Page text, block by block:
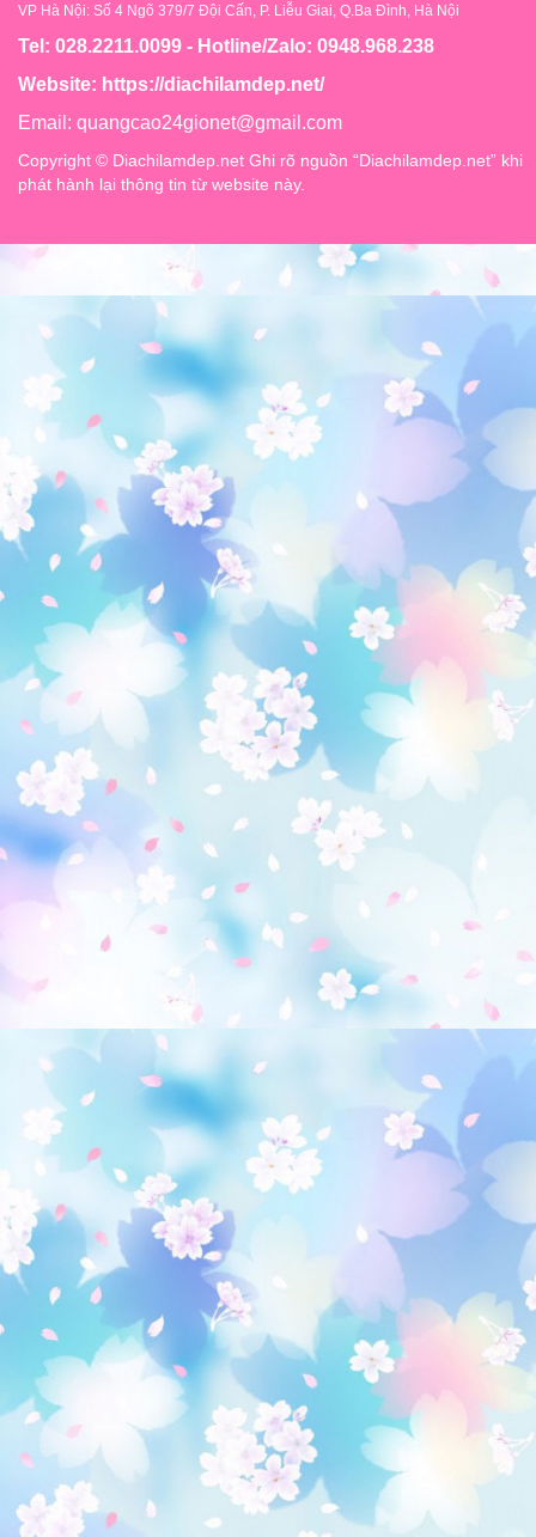
VP Hà Nội: Số 4 Ngõ 379/7 Đội Cấn, P. Liễu Giai, Q.Ba Đình, Hà Nội
Tel: 028.2211.0099 - Hotline/Zalo: 0948.968.238
Website: https://diachilamdep.net/
Email: quangcao24gionet@gmail.com
Copyright © Diachilamdep.net Ghi rõ nguồn “Diachilamdep.net” khi
phát hành lại thông tin từ website này.